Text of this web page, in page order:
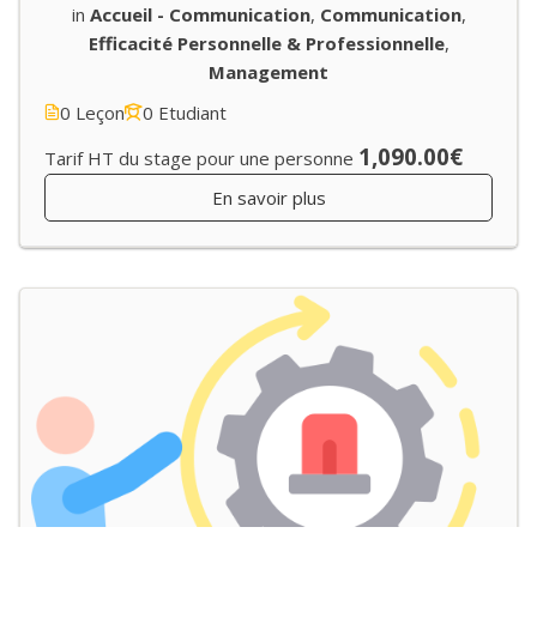
in Accueil - Communication, Communication,
Efficacité Personnelle & Professionnelle,
Management
0 Leçon
0 Etudiant
Tarif HT du stage pour une personne 1,090.00€
En savoir plus